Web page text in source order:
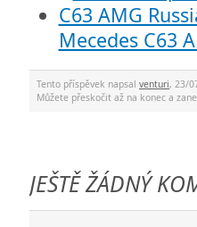
Mecedes C63
Tento příspěvek napsal venturi, 23/
Můžete přeskočit až na konec a
JEŠTĚ ŽÁDNÝ